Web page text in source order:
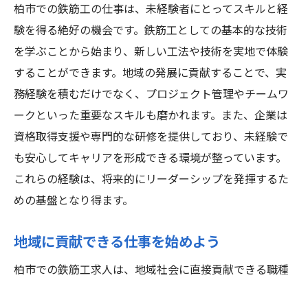
柏市での鉄筋工の仕事は、未経験者にとってスキルと経
験を得る絶好の機会です。鉄筋工としての基本的な技術
を学ぶことから始まり、新しい工法や技術を実地で体験
することができます。地域の発展に貢献することで、実
務経験を積むだけでなく、プロジェクト管理やチームワ
ークといった重要なスキルも磨かれます。また、企業は
資格取得支援や専門的な研修を提供しており、未経験で
も安心してキャリアを形成できる環境が整っています。
これらの経験は、将来的にリーダーシップを発揮するた
めの基盤となり得ます。
地域に貢献できる仕事を始めよう
柏市での鉄筋工求人は、地域社会に直接貢献できる職種